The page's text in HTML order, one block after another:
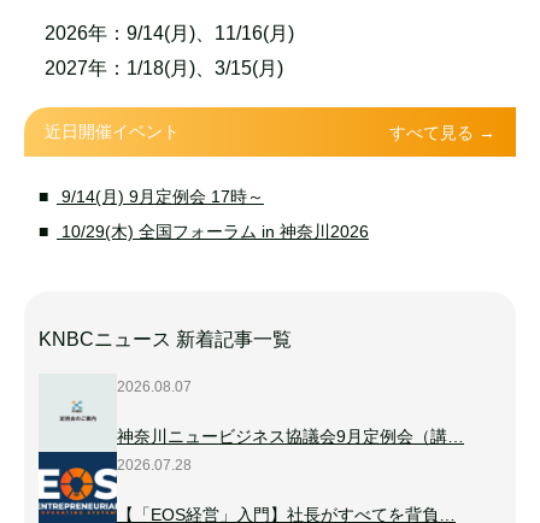
2026年：9/14(月)、11/16(月)
2027年：1/18(月)、3/15(月)
近日開催イベント すべて見る →
9/14(月) 9月定例会 17時～
10/29(木) 全国フォーラム in 神奈川2026
KNBCニュース 新着記事一覧
2026.08.07
神奈川ニュービジネス協議会9月定例会（講…
2026.07.28
【「EOS経営」入門】社長がすべてを背負…